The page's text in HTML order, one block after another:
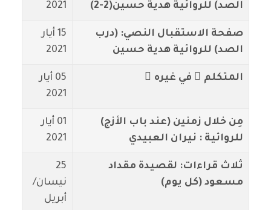
الصد) للروائية هدية حسين(2-2)
2021
صفحة الاستقبال النصي: (درب
الصد) للروائية هدية حسين
15 أيار
2021
المتكلم ُ في غيره ِ
05 أيار
2021
مِن خلال زمنين (عند باب الأزج)
للروائية : نيران العبيدي
01 أيار
2021
ثلاث قراءات: لقصيدة مقداد
مسعود (كل يوم)
25
نيسان/
أبريل